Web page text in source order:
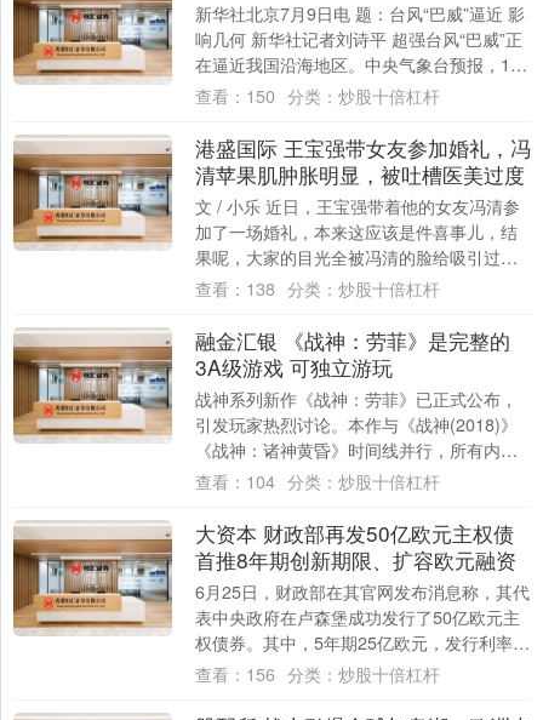
新华社北京7月9日电 题：台风“巴威”逼近 影
响几何 新华社记者刘诗平 超强台风“巴威”正
在逼近我国沿海地区。中央气象台预报，10
日起，华东、华中、华北、东北地....
查看： 150 分类： 炒股十倍杠杆
港盛国际 王宝强带女友参加婚礼，冯
清苹果肌肿胀明显，被吐槽医美过度
文 / 小乐 近日，王宝强带着他的女友冯清参
加了一场婚礼，本来这应该是件喜事儿，结
果呢，大家的目光全被冯清的脸给吸引过去
了，不是因为她有多美若天仙，而是那苹果
查看： 138 分类： 炒股十倍杠杆
融金汇银 《战神：劳菲》是完整的
3A级游戏 可独立游玩
战神系列新作《战神：劳菲》已正式公布，
引发玩家热烈讨论。本作与《战神(2018)》
《战神：诸神黄昏》时间线并行，所有内容
共处同一宇宙。新篇章并非偏离，而是一种
查看： 104 分类： 炒股十倍杠杆
大资本 财政部再发50亿欧元主权债
首推8年期创新期限、扩容欧元融资
6月25日，财政部在其官网发布消息称，其代
表中央政府在卢森堡成功发行了50亿欧元主
权债券。其中，5年期25亿欧元，发行利率为
2.768%；8年期15亿欧元，发行....
查看： 156 分类： 炒股十倍杠杆